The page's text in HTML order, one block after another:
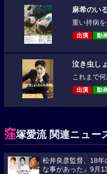
麻希のい
重い持病
出演 動
泣き虫し
これまで
出演 動
窪塚愛流 関連ニュー
松井良彦監督、18年
な事があった』9月